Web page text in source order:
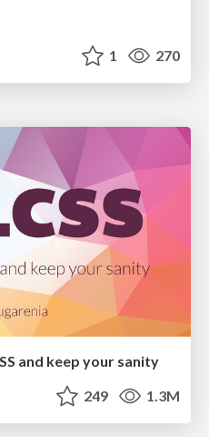
1 270
and keep your sanity
249 1.3M